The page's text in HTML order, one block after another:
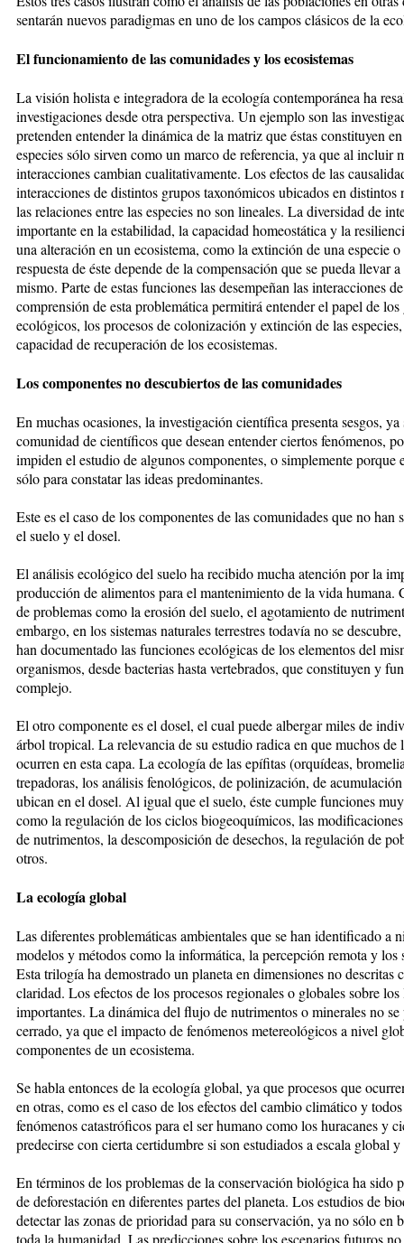
sentarán nuevos paradigmas en uno de los campos clásicos de la
El funcionamiento de las comunidades y los ecosistemas
La visión holista e integradora de la ecología contemporánea ha
investigaciones desde otra perspectiva. Un ejemplo son las
pretenden entender la dinámica de la matriz que éstas constituyen
especies sólo sirven como un marco de referencia, ya que al incluir
interacciones cambian cualitativamente. Los efectos de las
interacciones de distintos grupos taxonómicos ubicados en
las relaciones entre las especies no son lineales. La diversidad de
importante en la estabilidad, la capacidad homeostática y la
una alteración en un ecosistema, como la extinción de una especie
respuesta de éste depende de la compensación que se pueda llevar
mismo. Parte de estas funciones las desempeñan las interacciones
comprensión de esta problemática permitirá entender el papel de
ecológicos, los procesos de colonización y extinción de las
capacidad de recuperación de los ecosistemas.
Los componentes no descubiertos de las comunidades
En muchas ocasiones, la investigación científica presenta sesgos,
comunidad de científicos que desean entender ciertos fenómenos,
impiden el estudio de algunos componentes, o simplemente porque
sólo para constatar las ideas predominantes.
Este es el caso de los componentes de las comunidades que no
el suelo y el dosel.
El análisis ecológico del suelo ha recibido mucha atención por la
producción de alimentos para el mantenimiento de la vida humana.
de problemas como la erosión del suelo, el agotamiento de
embargo, en los sistemas naturales terrestres todavía no se
han documentado las funciones ecológicas de los elementos del
organismos, desde bacterias hasta vertebrados, que constituyen y
complejo.
El otro componente es el dosel, el cual puede albergar miles de
árbol tropical. La relevancia de su estudio radica en que muchos de
ocurren en esta capa. La ecología de las epífitas (orquídeas,
trepadoras, los análisis fenológicos, de polinización, de
ubican en el dosel. Al igual que el suelo, éste cumple funciones
como la regulación de los ciclos biogeoquímicos, las
de nutrimentos, la descomposición de desechos, la regulación de
otros.
La ecología global
Las diferentes problemáticas ambientales que se han identificado a
modelos y métodos como la informática, la percepción remota y
Esta trilogía ha demostrado un planeta en dimensiones no
claridad. Los efectos de los procesos regionales o globales sobre
importantes. La dinámica del flujo de nutrimentos o minerales no
cerrado, ya que el impacto de fenómenos metereológicos a nivel
componentes de un ecosistema.
Se habla entonces de la ecología global, ya que procesos que
en otras, como es el caso de los efectos del cambio climático y
fenómenos catastróficos para el ser humano como los huracanes y
predecirse con cierta certidumbre si son estudiados a escala global
En términos de los problemas de la conservación biológica ha sido
de deforestación en diferentes partes del planeta. Los estudios de
detectar las zonas de prioridad para su conservación, ya no sólo
toda la humanidad. Las predicciones sobre los escenarios futuros